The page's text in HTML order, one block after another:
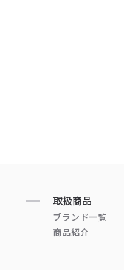
取扱商品
ブランド一覧
商品紹介